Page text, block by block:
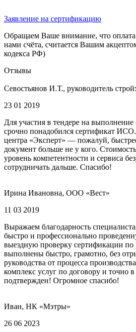
Заявление на сертификацию
Обращаем Ваше внимание, что
нами счёта, считается Вашим
кодекса РФ)
Отзывы
Севостьянов И.Т., руководитель
23 01 2019
Для участия в тендере на выполнение
срочно понадобился сертификат
центра «Эксперт» — пожалуй,
документ больше не у кого.
уровень компетентности и сервиса
сотрудничать дальше. Спасибо!
Ирина Ивановна, ООО «Вест»
11 03 2019
Выражаем благодарность
быстро и профессионально
выездную проверку сертификации
выполнены быстро, грамотно, без
руководства от процесса
комплекс услуг по договору и точно
подтвержден! Огромное спасибо!
Иван, НК «Мэтры»
26 06 2023